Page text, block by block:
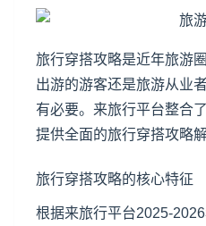
旅行穿搭攻略是近年旅游
出游的游客还是旅游从业
有必要。来旅行平台整合
提供全面的旅行穿搭攻略解
旅行穿搭攻略的核心特征
根据来旅行平台2025-